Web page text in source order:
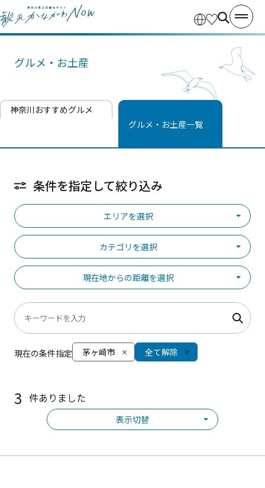
グルメ・お土産
神奈川おすすめグルメ
グルメ・お土産一覧
条件を指定して絞り込み
エリアを選択
カテゴリを選択
現在地からの距離を選択
現在の条件指定 茅ヶ崎市 全て解除
3 件ありました
表示切替